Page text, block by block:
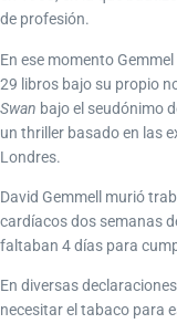
de profesión.
En ese momento
29 libros bajo su propio
Swan bajo el seudónimo
un thriller basado en las
Londres.
David Gemmell murió
cardíacos dos semanas
faltaban 4 días para
En diversas
necesitar el tabaco para